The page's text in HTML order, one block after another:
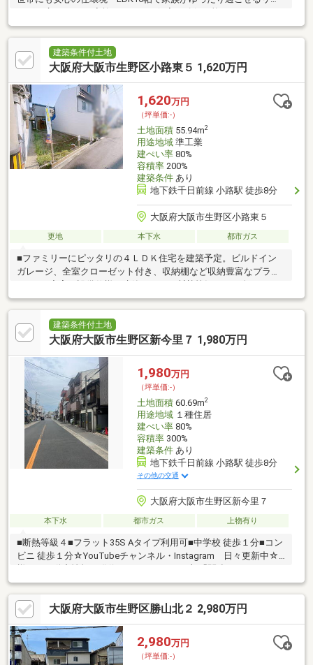
建築条件付土地
大阪府大阪市生野区小路東５ 1,620万円
1,620万円
（坪単価:-）
土地面積55.94m2
用途地域準工業
建ぺい率80%
容積率200%
建築条件あり
地下鉄千日前線 小路駅 徒歩8分
大阪府大阪市生野区小路東５
更地 本下水 都市ガス
■ファミリーにピッタリの４ＬＤＫ住宅を建築予定。ビルドイン
ガレージ、全室クローゼット付き、収納棚など収納豊富なプラン
ギー消費量等級６、ＺＥＨ基準適合住宅。食洗機、浴室乾燥機、
システムキーなど住宅設備充実。地盤保証２０年、建物保証１０
年付きで安心です。☆「kiNOieシリーズ特設サイト」にて、詳細
な建築仕様をご確認いただけます♪♪■小学校徒歩２分、スーパー
ハウス案内可能！ご予約受付中。ご予約状況により即日対応も可
能です。お気軽にお問い合わせください。
建築条件付土地
大阪府大阪市生野区新今里７ 1,980万円
1,980万円
（坪単価:-）
土地面積60.69m2
用途地域１種住居
建ぺい率80%
容積率300%
建築条件あり
地下鉄千日前線 小路駅 徒歩8分
その他の交通
大阪府大阪市生野区新今里７
本下水 都市ガス 上物有り
■断熱等級４■フラット35S Aタイプ利用可■中学校 徒歩１分■コン
ビニ 徒歩１分☆YouTubeチャンネル・Instagram 日々更新中☆
飛んでください！【スタッフコメント】・ローンのご相談もお気
軽に！・年収が低い、奥様だけでローンを組みたい、勤続年数が
短い等、すべてお任せください！
大阪府大阪市生野区勝山北２ 2,980万円
2,980万円
（坪単価:-）